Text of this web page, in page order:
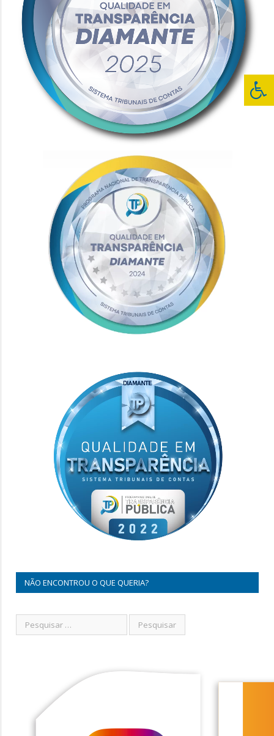
NÃO ENCONTROU O QUE QUERIA?